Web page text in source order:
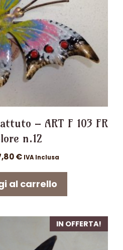
– ART F 103 FR
n.12
€Il
attuale
IVA Inclusa
al carrello
IN OFFERTA!